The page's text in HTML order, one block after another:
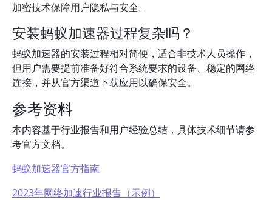
加密技术保障用户隐私与安全。
安装蚂蚁加速器过程复杂吗？
蚂蚁加速器的安装过程相对简便，适合非技术人员操作，
但用户需要提前准备好符合系统要求的设备、稳定的网络
连接，并从官方渠道下载应用以确保安全。
参考资料
本内容基于行业报告和用户经验总结，具体技术细节请参
考官方文档。
蚂蚁加速器官方指南
2023年网络加速行业报告（示例）